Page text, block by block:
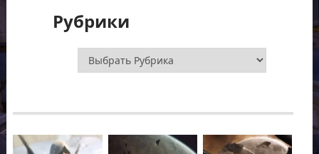
Рубрики
Рубрики